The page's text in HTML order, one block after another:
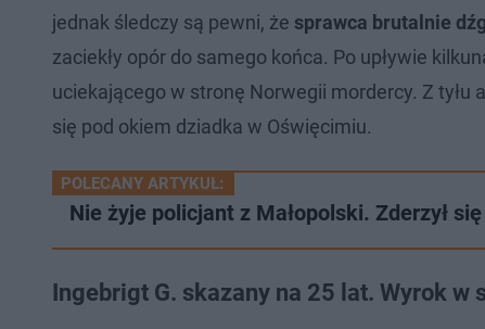
jednak śledczy są pewni, że sprawca brutalnie
zaciekły opór do samego końca. Po upływie
uciekającego w stronę Norwegii mordercy. Z
się pod okiem dziadka w Oświęcimiu.
POLECANY ARTYKUŁ:
Nie żyje policjant z Małopolski. Zderzył
Ingebrigt G. skazany na 25 lat. Wyrok w